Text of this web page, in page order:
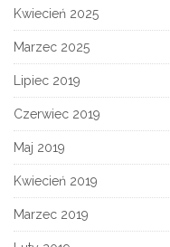
Kwiecień 2025
Marzec 2025
Lipiec 2019
Czerwiec 2019
Maj 2019
Kwiecień 2019
Marzec 2019